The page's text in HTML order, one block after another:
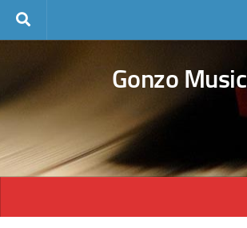
Skip to content
Gonzo Music